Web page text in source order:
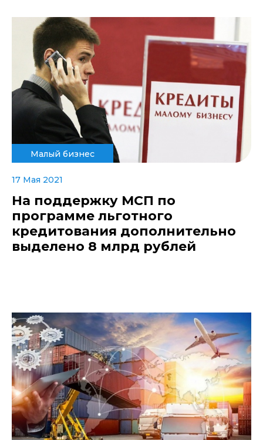
Малый бизнес
17 Мая 2021
На поддержку МСП по
программе льготного
кредитования дополнительно
выделено 8 млрд рублей